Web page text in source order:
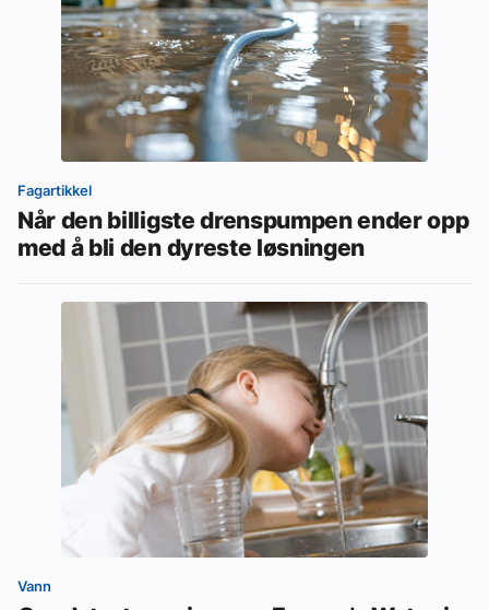
Fagartikkel
Når den billigste drenspumpen ender opp
med å bli den dyreste løsningen
Vann